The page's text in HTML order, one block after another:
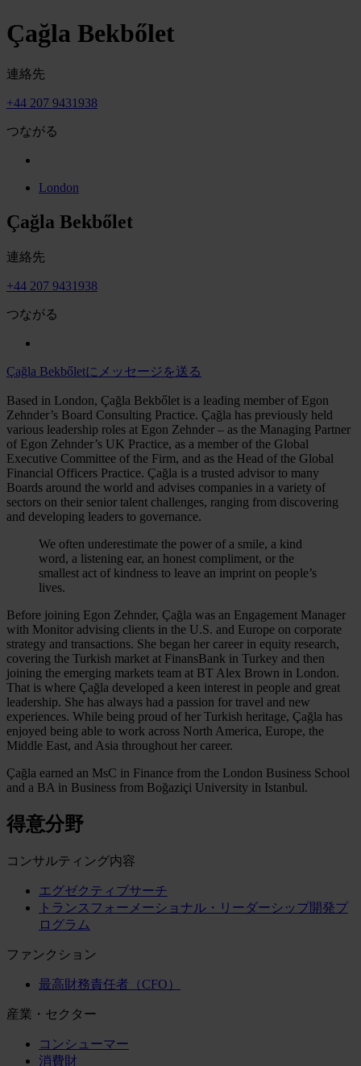
Çağla Bekbőlet
連絡先
+44 207 9431938
つながる
London
Çağla Bekbőlet
連絡先
+44 207 9431938
つながる
Çağla Bekbőletにメッセージを送る
Based in London, Çağla Bekbőlet is a leading member of Egon
Zehnder’s Board Consulting Practice. Çağla has previously held
various leadership roles at Egon Zehnder – as the Managing Partner
of Egon Zehnder’s UK Practice, as a member of the Global
Executive Committee of the Firm, and as the Head of the Global
Financial Officers Practice. Çağla is a trusted advisor to many
Boards around the world and advises companies in a variety of
sectors on their senior talent challenges, ranging from discovering
and developing leaders to governance.
We often underestimate the power of a smile, a kind
word, a listening ear, an honest compliment, or the
smallest act of kindness to leave an imprint on people’s
lives.
Before joining Egon Zehnder, Çağla was an Engagement Manager
with Monitor advising clients in the U.S. and Europe on corporate
strategy and transactions. She began her career in equity research,
covering the Turkish market at FinansBank in Turkey and then
joining the emerging markets team at BT Alex Brown in London.
That is where Çağla developed a keen interest in people and great
leadership. She has always had a passion for travel and new
experiences. While being proud of her Turkish heritage, Çağla has
enjoyed being able to work across North America, Europe, the
Middle East, and Asia throughout her career.
Çağla earned an MsC in Finance from the London Business School
and a BA in Business from Boğaziçi University in Istanbul.
得意分野
コンサルティング内容
エグゼクティブサーチ
トランスフォーメーショナル・リーダーシップ開発プ
ログラム
ファンクション
最高財務責任者（CFO）
産業・セクター
コンシューマー
消費財